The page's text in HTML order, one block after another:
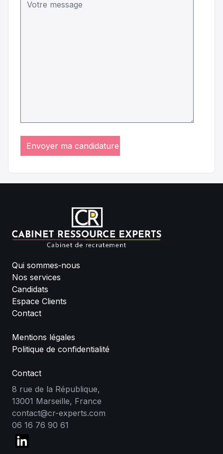
Qui sommes‑nous
Nos services
Candidats
Espace Clients
Contact
Mentions légales
Politique de confidentialité
Contact
8 rue de la République,
13001 Marseille, France
contact@cr-experts.com
06 16 76 90 61